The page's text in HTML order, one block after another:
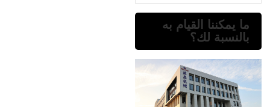
ما يمكننا القيام به
بالنسبة لك؟